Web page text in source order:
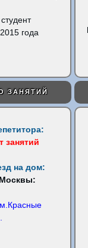
студент
года
ЗАНЯТИЙ
занятий
на дом:
м.Красные